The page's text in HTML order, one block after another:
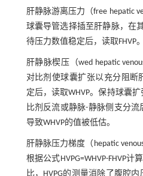
肝静脉游离压力（free hepatic
球囊导管选择插至肝静脉，在
待压力数值稳定后，读取FHVP。
肝静脉楔压（wed hepatic
对比剂使球囊扩张以充分阻断
定后，读取WHVP。保持球囊
比剂反流或静脉-静脉侧支分
导致WHVP的值被低估。
肝静脉压力梯度（hepatic venous
根据公式HVPG=WHVP-FHVP计
比，HVPG的测量消除了腹腔